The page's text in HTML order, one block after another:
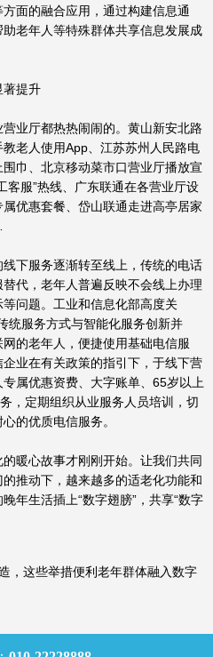
面的融合应用，通过构建信息通
老年人等特殊群体共享信息发展成
著提升
业厅都热热闹闹的。黄山新安北路
老人使用App、江苏苏州人民路电
巾、北京移动菜市口营业厅播放宣
客服”热线、广东联通在各营业厅设
优惠套餐、岱山联通走进高亭居家
下服务逐渐转至线上，传统的电话
代，老年人普遍反映不会线上办理
问题。工业和信息化部高度关
统服务方式与智能化服务创新并
的老年人，便捷使用基础电信服
业在有关政策的指引下，于线下营
属优惠资费、大字账单、65岁以上
，定期组织从业服务人员培训，切
的优质电信服务。
暖心故事才刚刚开始。让我们共同
推动下，越来越多的适老化功能和
年生活插上“数字翅膀”，共享“数字
，这些举措便利老年群体融入数字